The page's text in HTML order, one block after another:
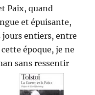
Paix, quand
et épuisante,
jours entiers, entre
époque, je ne
sans ressentir